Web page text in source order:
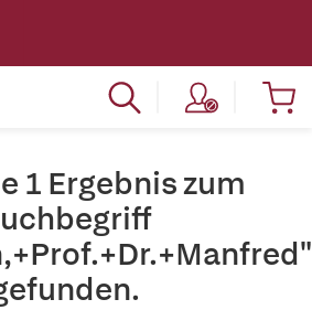
1 Ergebnis zum